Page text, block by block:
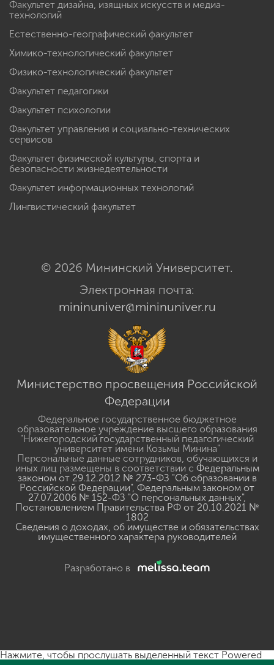
Факультет гуманитарных наук
технологий
Естественно-географический факультет
Химико-технологический факультет
Физико-технологический факультет
Факультет педагогики
Факультет психологии
сервисов
безопасности жизнедеятельности
Факультет информационных технологий
© 2026 Мининский Университет.
Электронная почта:
mininuniver@mininuniver.ru
Министерство просвещения Российской
Федерации
Федеральное государственное бюджетное
образовательное учреждение высшего образования
"Нижегородский государственный педагогический
университет имени Козьмы Минина"
Персональные данные сотрудников, обучающихся и
иных лиц размещены в соответствии сФедеральным
законом от 29.12.2012 № 273-ФЗ "Об образовании в
Российской Федерации",Федеральным законом от
27.07.2006 № 152-ФЗ "О персональных данных"
Постановлением Правительства РФ от 20.10.2021 №
1802
имущественного характера руководителей